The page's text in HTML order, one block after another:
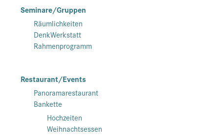
Seminare/Gruppen
Räumlichkeiten
DenkWerkstatt
Rahmenprogramm
Restaurant/Events
Panoramarestaurant
Bankette
Hochzeiten
Weihnachtsessen